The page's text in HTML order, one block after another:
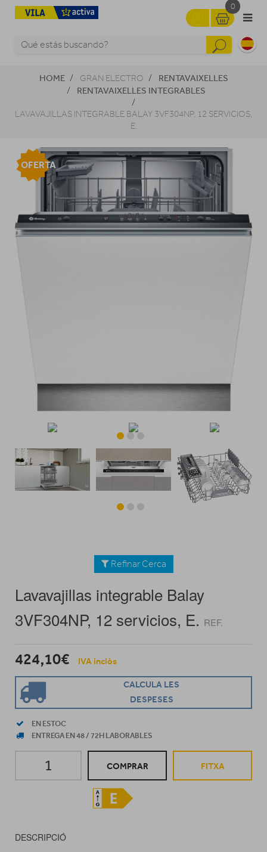
0
HOME GRAN ELECTRO
RENTAVAIXELLES
RENTAVAIXELLES INTEGRABLES
LAVAVAJILLAS INTEGRABLE BALAY 3VF304NP, 12 SERVICIOS,
E.
OFERTA
Refinar Cerca
Lavavajillas integrable Balay
3VF304NP, 12 servicios, E. REF.
424,10€ IVA inclòs
CALCULA LES
DESPESES
EN ESTOC
ENTREGA EN 48 / 72H LABORABLES
COMPRAR FITXA
DESCRIPCIÓ